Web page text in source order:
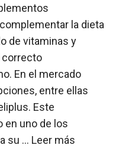
la dieta
de vitaminas y
correcto
En el mercado
entre ellas
Este
en uno de los
su … Leer más